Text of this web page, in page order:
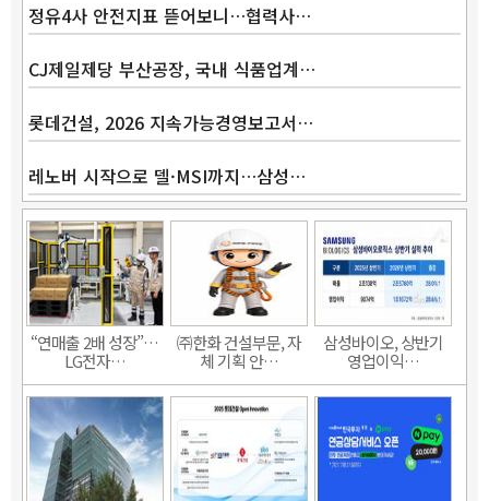
정유4사 안전지표 뜯어보니…협력사…
CJ제일제당 부산공장, 국내 식품업계…
롯데건설, 2026 지속가능경영보고서…
레노버 시작으로 델·MSI까지…삼성…
“연매출 2배 성장”…
LG전자…
㈜한화 건설부문, 자
체 기획 안…
삼성바이오, 상반기
영업이익…